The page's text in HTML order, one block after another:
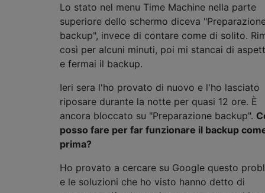
Lo stato nel menu Time Machine nella parte
superiore dello schermo diceva
backup", invece di contare come di solito.
così per alcuni minuti, poi mi stancai di
e fermai il backup.
Ieri sera l'ho provato di nuovo e l'ho lasciato
riposare durante la notte per quasi 12 ore. È
ancora bloccato su "Preparazione backup".
posso fare per far funzionare il backup
prima?
Ho provato a cercare su Google questo
e le soluzioni che ho visto hanno detto di